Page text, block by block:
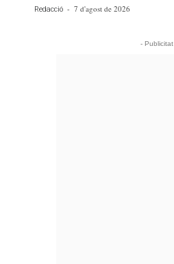
Redacció - 7 d'agost de 2026
- Publicitat